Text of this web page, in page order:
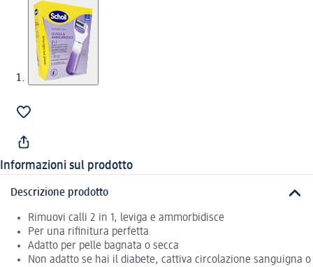
Informazioni sul prodotto
Descrizione prodotto
Rimuovi calli 2 in 1, leviga e ammorbidisce
Per una rifinitura perfetta
Adatto per pelle bagnata o secca
Non adatto se hai il diabete, cattiva circolazione sanguigna o